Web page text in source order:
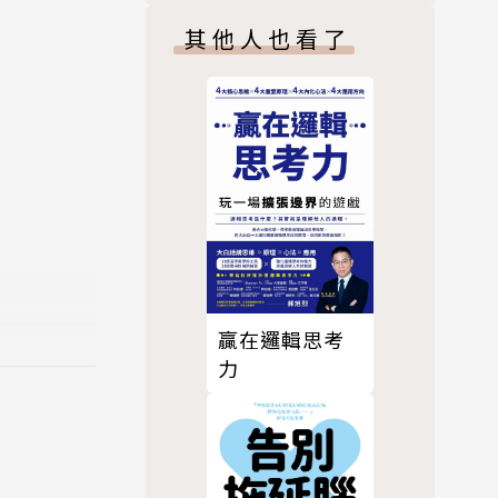
兩
邀，以
年轉
盛和
握高效率的創
意人生
其他人也看了
贏在邏輯思考
力